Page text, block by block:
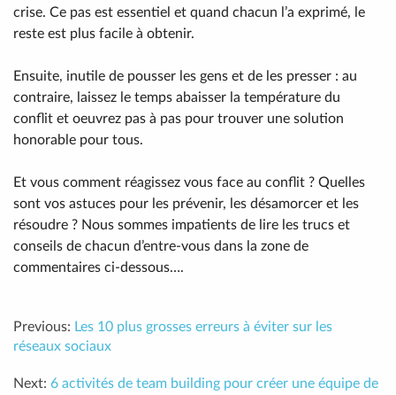
crise. Ce pas est essentiel et quand chacun l’a exprimé, le
reste est plus facile à obtenir.
Ensuite, inutile de pousser les gens et de les presser : au
contraire, laissez le temps abaisser la température du
conflit et oeuvrez pas à pas pour trouver une solution
honorable pour tous.
Et vous comment réagissez vous face au conflit ? Quelles
sont vos astuces pour les prévenir, les désamorcer et les
résoudre ? Nous sommes impatients de lire les trucs et
conseils de chacun d’entre-vous dans la zone de
commentaires ci-dessous….
Previous: Les 10 plus grosses erreurs à éviter sur les
réseaux sociaux
Next: 6 activités de team building pour créer une équipe de